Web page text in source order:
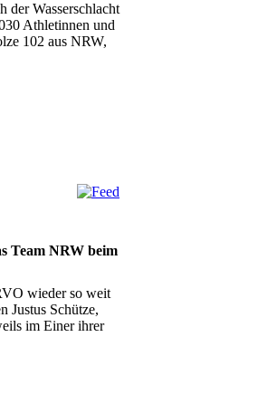
der Wasserschlacht
Athletinnen und
102 aus NRW,
Team NRW beim
wieder so weit
Justus Schütze,
im Einer ihrer